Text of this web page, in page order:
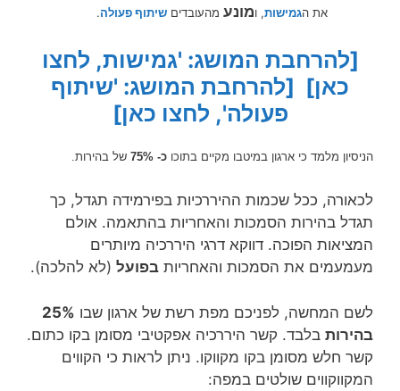
את הגמישות, ומונע מהעובדים שיתוף פעולה.
[להרחבת המושג: 'גמישות, לחצו
כאן] [להרחבת המושג: 'שיתוף
פעולה', לחצו כאן]
הניסיון מלמד כי ארגון במיטבו מקיים בתוכו כ- 75% של בהירות.
לכאורה, ככל שכמות ההיררכיות בפירמידה תגדל, כך
תגדל בהירות הסמכות והאחריות בהתאמה. אולם
המציאות הפוכה. דווקא דרגי היררכיה מיותרים
מעמעמים את הסמכות והאחריות בפועל (לא להלכה).
לשם המחשה, לפניכם מפת רשת של ארגון שבו 25%
בהירות בלבד. קשר היררכיה אפקטיבי מסומן בקו כתום.
קשר חלש מסומן בקו מקווקו. ניתן לראות כי הקווים
המקווקווים שולטים במפה: